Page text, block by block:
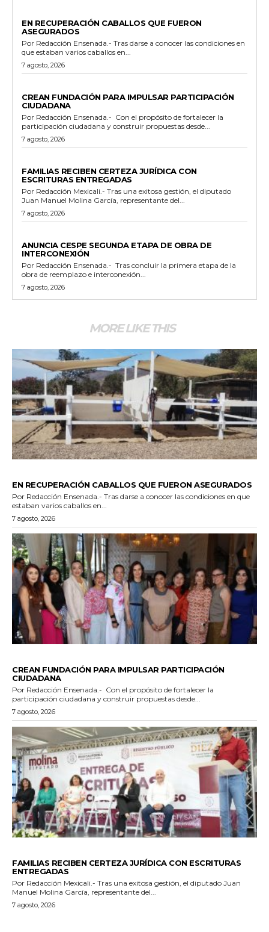
EN RECUPERACIÓN CABALLOS QUE FUERON
ASEGURADOS
Por Redacción Ensenada.- Tras darse a conocer las condiciones en
que estaban varios caballos en...
7 agosto, 2026
CREAN FUNDACIÓN PARA IMPULSAR PARTICIPACIÓN
CIUDADANA
Por Redacción Ensenada.- Con el propósito de fortalecer la
participación ciudadana y construir propuestas desde...
7 agosto, 2026
FAMILIAS RECIBEN CERTEZA JURÍDICA CON
ESCRITURAS ENTREGADAS
Por Redacción Mexicali.- Tras una exitosa gestión, el diputado
Juan Manuel Molina García, representante del...
7 agosto, 2026
ANUNCIA CESPE SEGUNDA ETAPA DE OBRA DE
INTERCONEXIÓN
Por Redacción Ensenada.- Tras concluir la primera etapa de la
obra de reemplazo e interconexión...
7 agosto, 2026
MORE LIKE THIS
EN RECUPERACIÓN CABALLOS QUE FUERON ASEGURADOS
Por Redacción Ensenada.- Tras darse a conocer las condiciones en que
estaban varios caballos en...
7 agosto, 2026
CREAN FUNDACIÓN PARA IMPULSAR PARTICIPACIÓN
CIUDADANA
Por Redacción Ensenada.- Con el propósito de fortalecer la
participación ciudadana y construir propuestas desde...
7 agosto, 2026
FAMILIAS RECIBEN CERTEZA JURÍDICA CON ESCRITURAS
ENTREGADAS
Por Redacción Mexicali.- Tras una exitosa gestión, el diputado Juan
Manuel Molina García, representante del...
7 agosto, 2026